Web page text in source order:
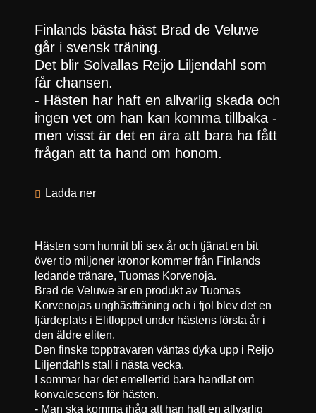
Finlands bästa häst Brad de Veluwe
går i svensk träning.
Det blir Solvallas Reijo Liljendahl som
får chansen.
- Hästen har haft en allvarlig skada och
ingen vet om han kan komma tillbaka -
men visst är det en ära att bara ha fått
frågan att ta hand om honom.
Hästen som hunnit bli sex år och tjänat en bit
över tio miljoner kronor kommer från Finlands
ledande tränare, Tuomas Korvenoja.
Brad de Veluwe är en produkt av Tuomas
Korvenojas unghästträning och i fjol blev det en
fjärdeplats i Elitloppet under hästens första år i
den äldre eliten.
Den finske topptravaren väntas dyka upp i Reijo
Liljendahls stall i nästa vecka.
I sommar har det emellertid bara handlat om
konvalescens för hästen.
- Man ska komma ihåg att han haft en allvarlig
Ladda ner